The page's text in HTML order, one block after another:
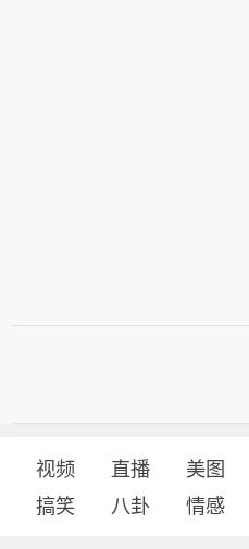
视频 直播 美图
搞笑
八卦 情感